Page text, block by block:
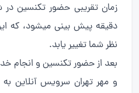
دقیقه پیش بینی میشود، که
نظر شما تغییر یابد.
بعد از حضور تکنسین و انجام
و مهر تهران سرویس آنلاین به